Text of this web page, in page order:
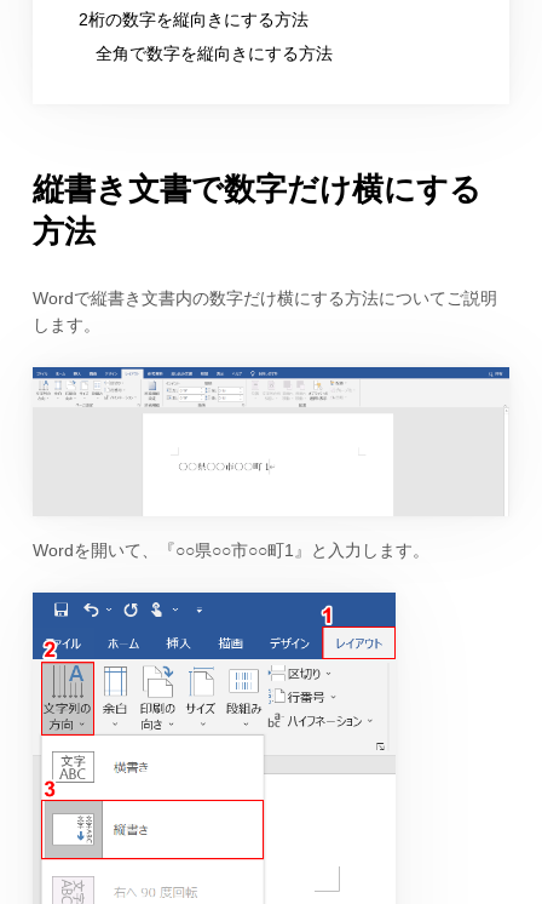
2桁の数字を縦向きにする方法
全角で数字を縦向きにする方法
縦書き文書で数字だけ横にする
方法
Wordで縦書き文書内の数字だけ横にする方法についてご説明
します。
Wordを開いて、『○○県○○市○○町1』と入力します。